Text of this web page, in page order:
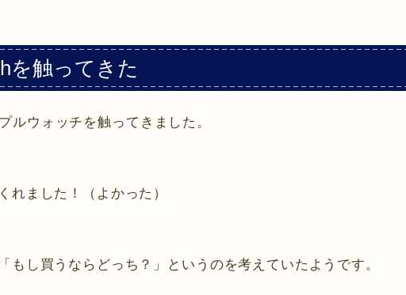
を触ってきた
ルウォッチを触ってきました。
れました！（よかった）
もし買うならどっち？」というのを考えていたようです。